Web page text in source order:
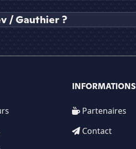
/ Gauthier ?
INFORMATIONS
Partenaires
Contact